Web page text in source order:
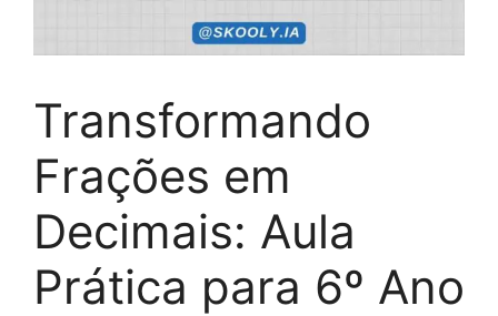
Transformando
Frações em
Decimais: Aula
Prática para 6º Ano